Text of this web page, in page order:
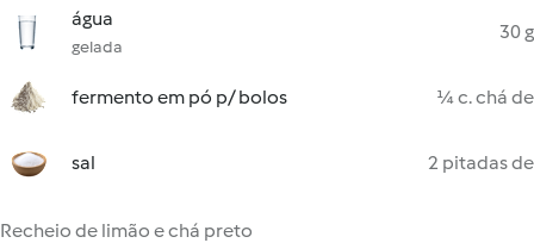
água
gelada
30 g
fermento em pó p/ bolos ¼ c. chá de
sal 2 pitadas de
Recheio de limão e chá preto